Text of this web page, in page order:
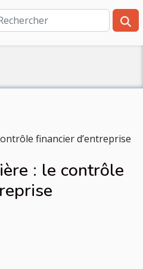
financier d’entreprise
: le contrôle